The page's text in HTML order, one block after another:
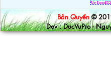
Bản Quyền ©
Dev : DucVuPro -